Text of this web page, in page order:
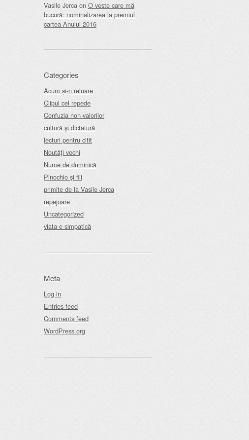
Vasile Jerca on O veste care mă
bucură: nominalizarea la premiul
cartea Anului 2016
Categories
Acum și-n reluare
Clipul cel repede
Confuzia non-valorilor
cultură şi dictatură
lecturi pentru citit
Noutăţi vechi
Nume de duminică
Pinochio şi fiii
primite de la Vasile Jerca
repejoare
Uncategorized
viata e simpatică
Meta
Log in
Entries feed
Comments feed
WordPress.org